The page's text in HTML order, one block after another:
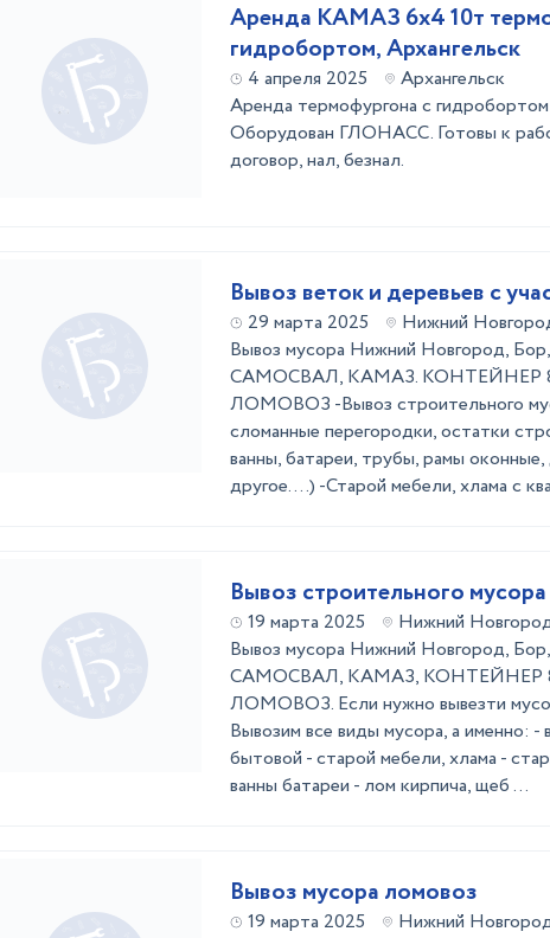
Аренда КАМАЗ 6х4 10т
гидробортом, Архангельск
4 апреля 2025
Архангельск
Аренда термофургона с
Оборудован ГЛОНАСС. Готовы к
договор, нал, безнал.
Вывоз веток и деревьев с
29 марта 2025
Нижний
Вывоз мусора Нижний Новгород,
САМОСВАЛ, КАМАЗ. КОНТЕЙНЕР
ЛОМОВОЗ -Вывоз строительного
сломанные перегородки, остатки
ванны, батареи, трубы, рамы
другое....) -Старой мебели, хлама с
Вывоз строительного
19 марта 2025
Нижний
Вывоз мусора Нижний Новгород,
САМОСВАЛ, КАМАЗ, КОНТЕЙНЕР
ЛОМОВОЗ. Если нужно вывезти
Вывозим все виды мусора, а именно:
бытовой - старой мебели, хлама -
ванны батареи - лом кирпича, щеб ...
Вывоз мусора ломовоз
19 марта 2025
Нижний